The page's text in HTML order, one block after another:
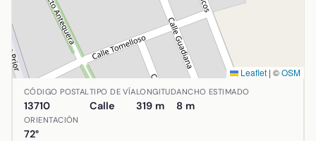
Leaflet | ©OSM
Ubicación de Calle Malecón de Santiago en Argamasilla
CÓDIGO POSTAL
13710
TIPO DE VÍA
Calle
LONGITUD
319 m
ANCHO ESTIMADO
8 m
ORIENTACIÓN
72°